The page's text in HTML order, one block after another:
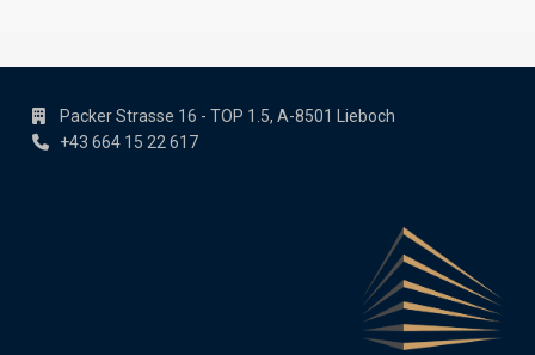
Packer Strasse 16 - TOP 1.5, A-8501 Lieboch
+43 664 15 22 617